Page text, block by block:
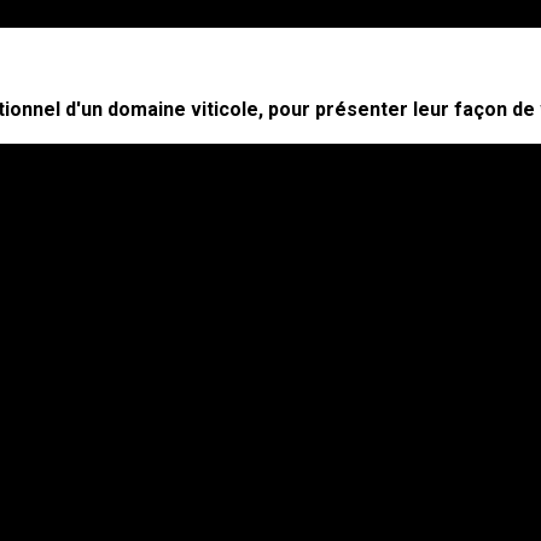
d'un domaine viticole, pour présenter leur façon de